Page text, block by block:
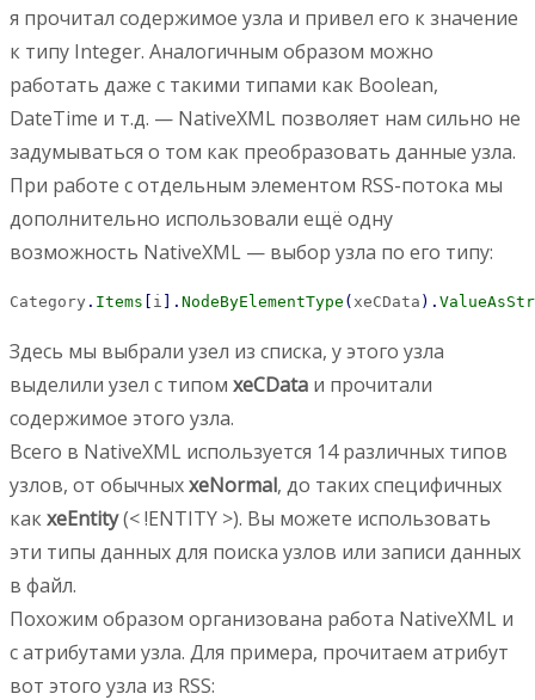
я прочитал содержимое узла и привел его к значение
к типу Integer. Аналогичным образом можно
работать даже с такими типами как Boolean,
DateTime и т.д. — NativeXML позволяет нам сильно не
задумываться о том как преобразовать данные узла.
При работе с отдельным элементом RSS-потока мы
дополнительно использовали ещё одну
возможность NativeXML — выбор узла по его типу:
Category . Items [ i ] . NodeByElementType ( xeCData ) .
Здесь мы выбрали узел из списка, у этого узла
выделили узел с типом xeCData и прочитали
содержимое этого узла.
Всего в NativeXML используется 14 различных типов
узлов, от обычныхxeNormal, до таких специфичных
какxeEntity(< !ENTITY >). Вы можете использовать
эти типы данных для поиска узлов или записи данных
в файл.
Похожим образом организована работа NativeXML и
с атрибутами узла. Для примера, прочитаем атрибут
вот этого узла из RSS: